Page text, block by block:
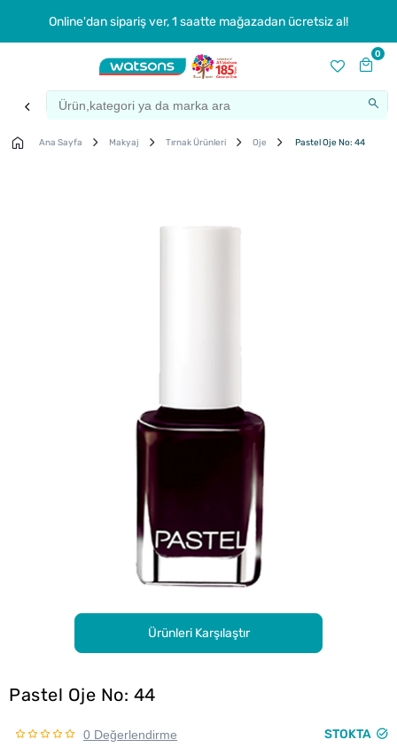
Online'dan sipariş ver, 1 saatte mağazadan ücretsiz al!
0
Ana Sayfa Makyaj Tırnak Ürünleri Oje Pastel Oje No: 44
Ürünleri Karşılaştır
Pastel Oje No: 44
0 Değerlendirme STOKTA